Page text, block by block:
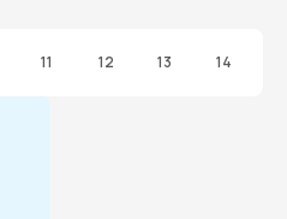
11 12 13 14